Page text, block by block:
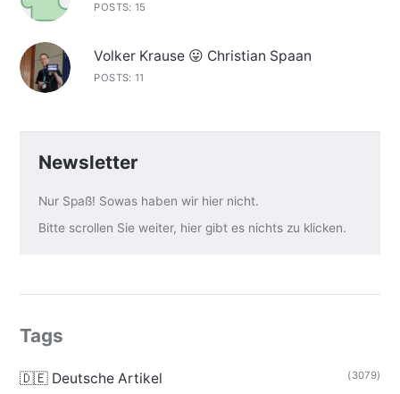
POSTS: 15
Volker Krause 😛 Christian Spaan
POSTS: 11
Newsletter
Nur Spaß! Sowas haben wir hier nicht.
Bitte scrollen Sie weiter, hier gibt es nichts zu klicken.
Tags
🇩🇪 Deutsche Artikel (3079)